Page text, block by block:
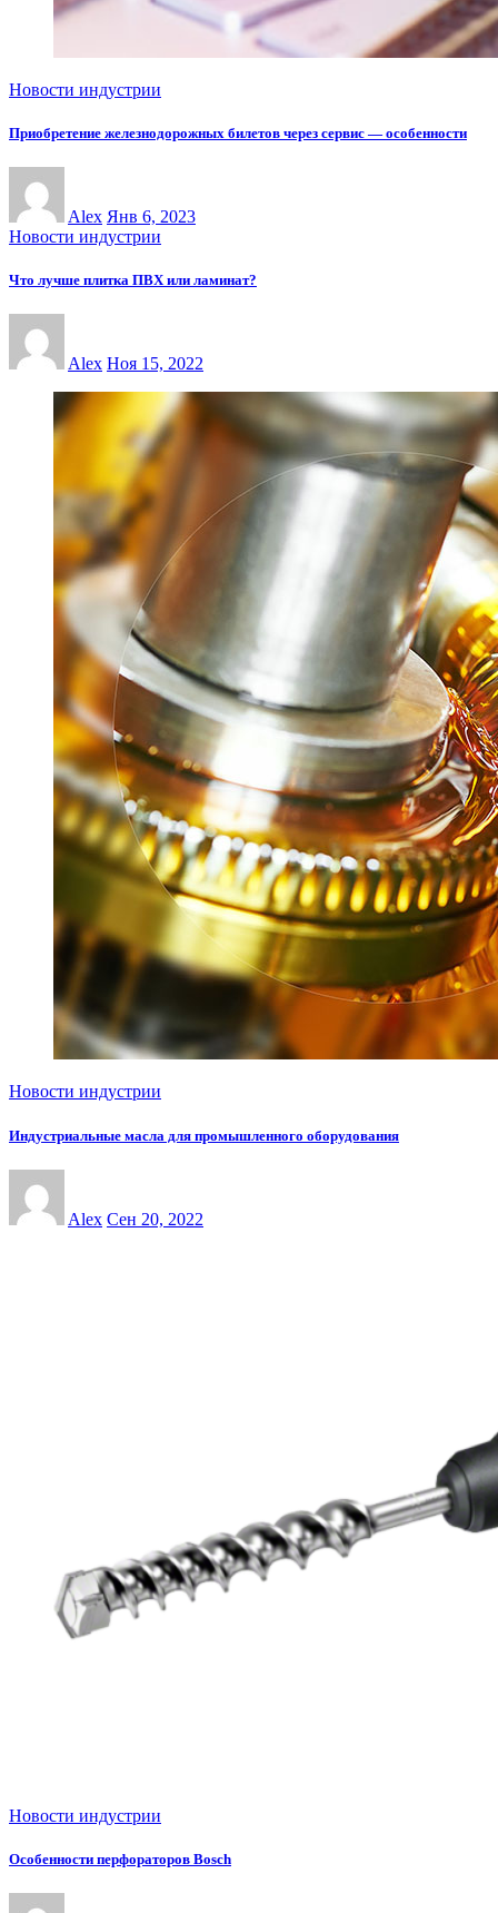
Новости индустрии
Приобретение железнодорожных билетов через сервис — особенности
Alex Янв 6, 2023
Новости индустрии
Что лучше плитка ПВХ или ламинат?
Alex Ноя 15, 2022
Новости индустрии
Индустриальные масла для промышленного оборудования
Alex Сен 20, 2022
Новости индустрии
Особенности перфораторов Bosch